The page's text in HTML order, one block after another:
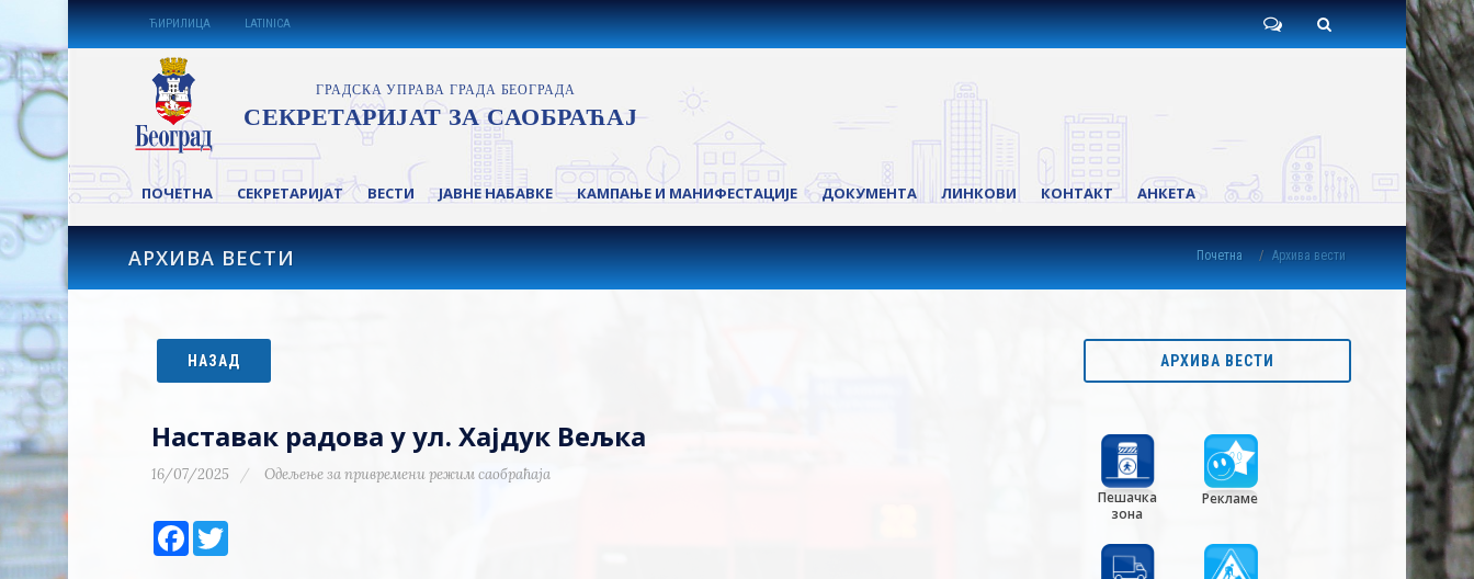
ЋИРИЛИЦА LATINICA
ПОЧЕТНА СЕКРЕТАРИЈАТ ВЕСТИ ЈАВНЕ НАБАВКЕ КАМПАЊЕ И МАНИФЕСТАЦИЈЕ ДОКУМЕНТА ЛИНКОВИ КОНТАКТ АНКЕТА
АРХИВА ВЕСТИ Почетна Архива вести
НАЗАД
Наставак радова у ул. Хајдук Вељка
16/07/2025 Одељење за привремени режим саобраћаја
Facebook
АРХИВА ВЕСТИ
Пешачка
зона
Рекламе